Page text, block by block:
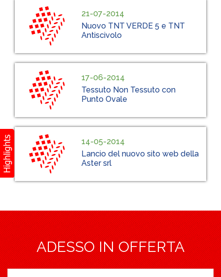
21-07-2014
Nuovo TNT VERDE 5 e TNT
Antiscivolo
17-06-2014
Tessuto Non Tessuto con
Punto Ovale
14-05-2014
Lancio del nuovo sito web della
Aster srl
ADESSO IN OFFERTA